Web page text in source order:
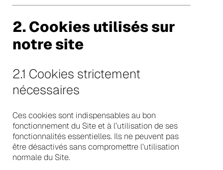
2. Cookies utilisés sur
notre site
2.1 Cookies strictement
nécessaires
Ces cookies sont indispensables au bon
fonctionnement du Site et à l’utilisation de ses
fonctionnalités essentielles. Ils ne peuvent pas
être désactivés sans compromettre l’utilisation
normale du Site.